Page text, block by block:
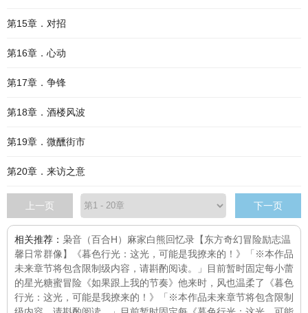
第15章．对招
第16章．心动
第17章．争锋
第18章．酒楼风波
第19章．微醺街市
第20章．来访之意
上一页 下一页
相关推荐： 枭音（百合H） 麻家白熊回忆录【东方奇幻冒险励志温
馨日常群像】
《暮色行光：这光，可能是我撩来的！》「※本作品
未来章节将包含限制级内容，请斟酌阅读。」目前暂时固定每小蕾
的星光糖蜜冒险 《如果跟上我的节奏》 他来时，风也温柔了
《暮色
行光：这光，可能是我撩来的！》「※本作品未来章节将包含限制